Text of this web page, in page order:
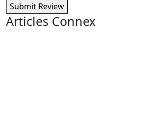
Submit Review
Articles Connex